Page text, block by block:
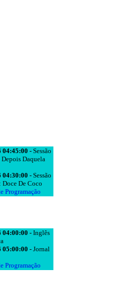
04:45:00 -Sessão
Daquela
04:30:00 -Sessão
Doce De Coco
Programação
04:00:00 -Inglês
05:00:00 -Jornal
Programação